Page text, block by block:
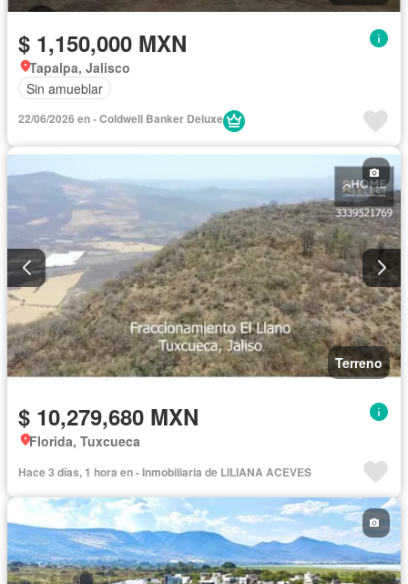
$ 1,150,000 MXN
Tapalpa, Jalisco
Sin amueblar
22/06/2026 en - Coldwell Banker Deluxe
Terreno
$ 10,279,680 MXN
Florida, Tuxcueca
Hace 3 días, 1 hora en - Inmobiliaria de LILIANA ACEVES